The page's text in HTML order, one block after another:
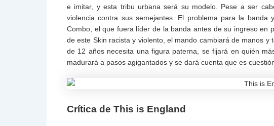
e imitar, y esta tribu urbana será su modelo. Pese a ser
violencia contra sus semejantes. El problema para la banda
Combo, el que fuera líder de la banda antes de su ingreso en
de este Skin racista y violento, el mando cambiará de manos
de 12 años necesita una figura paterna, se fijará en quién
madurará a pasos agigantados y se dará cuenta que es
Crítica de This is England